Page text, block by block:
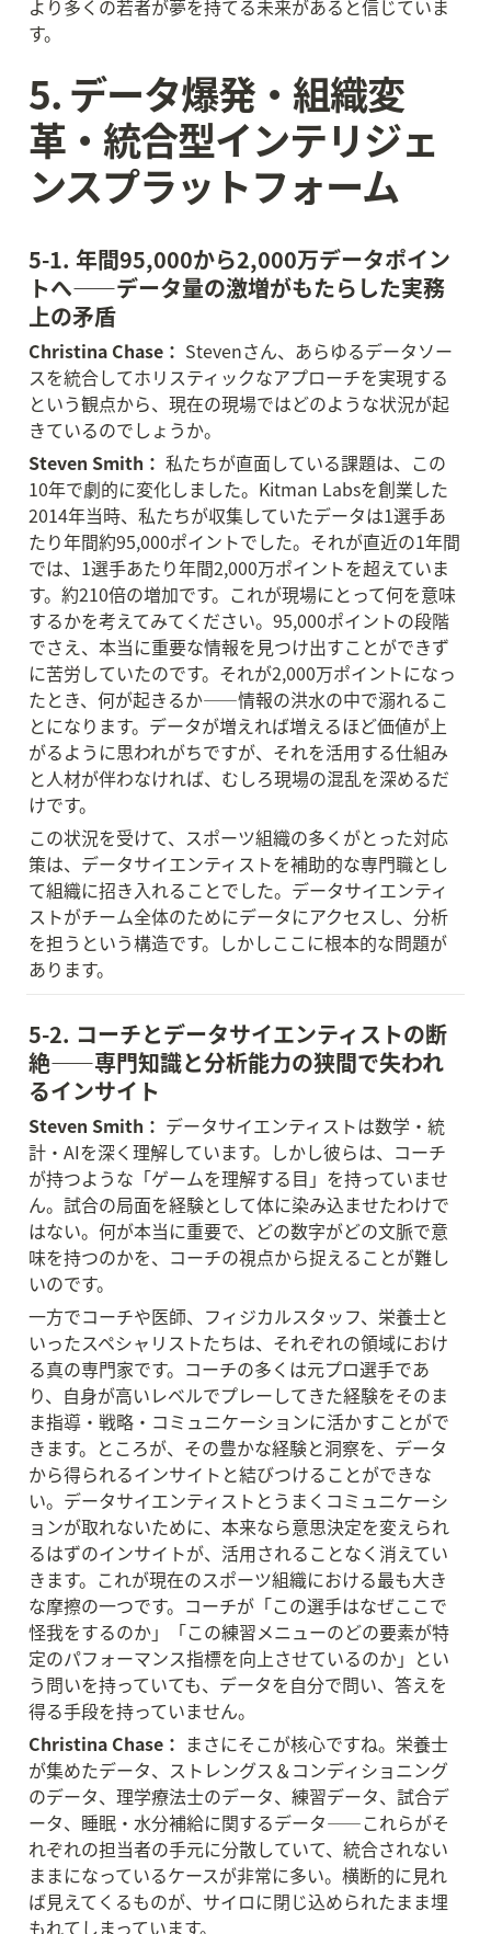
より多くの若者が夢を持てる未来があると信じていま
す。
5. データ爆発・組織変
革・統合型インテリジェ
ンスプラットフォーム
5-1. 年間95,000から2,000万データポイン
トへ——データ量の激増がもたらした実務
上の矛盾
Christina Chase： Stevenさん、あらゆるデータソー
スを統合してホリスティックなアプローチを実現する
という観点から、現在の現場ではどのような状況が起
きているのでしょうか。
Steven Smith： 私たちが直面している課題は、この
10年で劇的に変化しました。Kitman Labsを創業した
2014年当時、私たちが収集していたデータは1選手あ
たり年間約95,000ポイントでした。それが直近の1年間
では、1選手あたり年間2,000万ポイントを超えていま
す。約210倍の増加です。これが現場にとって何を意味
するかを考えてみてください。95,000ポイントの段階
でさえ、本当に重要な情報を見つけ出すことができず
に苦労していたのです。それが2,000万ポイントになっ
たとき、何が起きるか——情報の洪水の中で溺れるこ
とになります。データが増えれば増えるほど価値が上
がるように思われがちですが、それを活用する仕組み
と人材が伴わなければ、むしろ現場の混乱を深めるだ
けです。
この状況を受けて、スポーツ組織の多くがとった対応
策は、データサイエンティストを補助的な専門職とし
て組織に招き入れることでした。データサイエンティ
ストがチーム全体のためにデータにアクセスし、分析
を担うという構造です。しかしここに根本的な問題が
あります。
5-2. コーチとデータサイエンティストの断
絶——専門知識と分析能力の狭間で失われ
るインサイト
Steven Smith： データサイエンティストは数学・統
計・AIを深く理解しています。しかし彼らは、コーチ
が持つような「ゲームを理解する目」を持っていませ
ん。試合の局面を経験として体に染み込ませたわけで
はない。何が本当に重要で、どの数字がどの文脈で意
味を持つのかを、コーチの視点から捉えることが難し
いのです。
一方でコーチや医師、フィジカルスタッフ、栄養士と
いったスペシャリストたちは、それぞれの領域におけ
る真の専門家です。コーチの多くは元プロ選手であ
り、自身が高いレベルでプレーしてきた経験をそのま
ま指導・戦略・コミュニケーションに活かすことがで
きます。ところが、その豊かな経験と洞察を、データ
から得られるインサイトと結びつけることができな
い。データサイエンティストとうまくコミュニケーシ
ョンが取れないために、本来なら意思決定を変えられ
るはずのインサイトが、活用されることなく消えてい
きます。これが現在のスポーツ組織における最も大き
な摩擦の一つです。コーチが「この選手はなぜここで
怪我をするのか」「この練習メニューのどの要素が特
定のパフォーマンス指標を向上させているのか」とい
う問いを持っていても、データを自分で問い、答えを
得る手段を持っていません。
Christina Chase： まさにそこが核心ですね。栄養士
が集めたデータ、ストレングス＆コンディショニング
のデータ、理学療法士のデータ、練習データ、試合デ
ータ、睡眠・水分補給に関するデータ——これらがそ
れぞれの担当者の手元に分散していて、統合されない
ままになっているケースが非常に多い。横断的に見れ
ば見えてくるものが、サイロに閉じ込められたまま埋
もれてしまっています。